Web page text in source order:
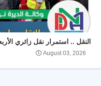
النقل .. استمرار نقل زائري
August 03, 2026